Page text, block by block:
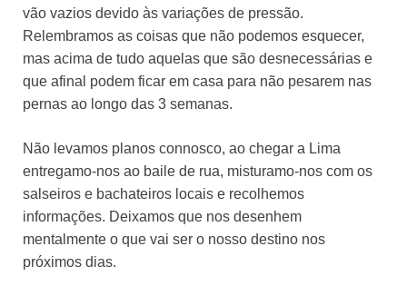
vão vazios devido às variações de pressão.
Relembramos as coisas que não podemos esquecer,
mas acima de tudo aquelas que são desnecessárias e
que afinal podem ficar em casa para não pesarem nas
pernas ao longo das 3 semanas.
Não levamos planos connosco, ao chegar a Lima
entregamo-nos ao baile de rua, misturamo-nos com os
salseiros e bachateiros locais e recolhemos
informações. Deixamos que nos desenhem
mentalmente o que vai ser o nosso destino nos
próximos dias.